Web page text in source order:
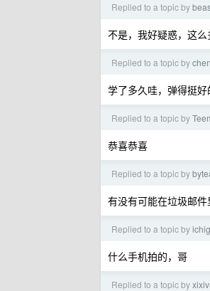
Replied to a topic by
不是，我好疑惑，这么
Replied to a topic by
学了多久哇，弹得挺好
Replied to a topic by
恭喜恭喜
Replied to a topic by
有没有可能在垃圾邮件
Replied to a topic by
什么手机拍的，哥
Replied to a topic by